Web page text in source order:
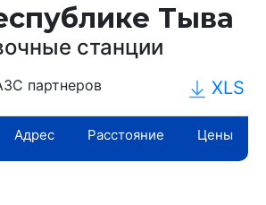
Тыва
станции
партнеров XLS
Адрес Расстояние Цены